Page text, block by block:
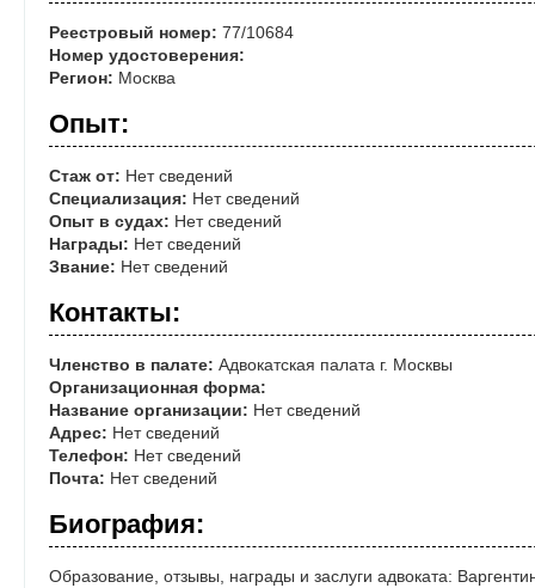
Реестровый номер: 77/10684
Номер удостоверения:
Регион: Москва
Опыт:
Стаж от: Нет сведений
Специализация: Нет сведений
Опыт в судах: Нет сведений
Награды: Нет сведений
Звание: Нет сведений
Контакты:
Членство в палате: Адвокатская палата г. Москвы
Организационная форма:
Название организации: Нет сведений
Адрес: Нет сведений
Телефон: Нет сведений
Почта: Нет сведений
Биография:
Образование, отзывы, награды и заслуги адвоката: